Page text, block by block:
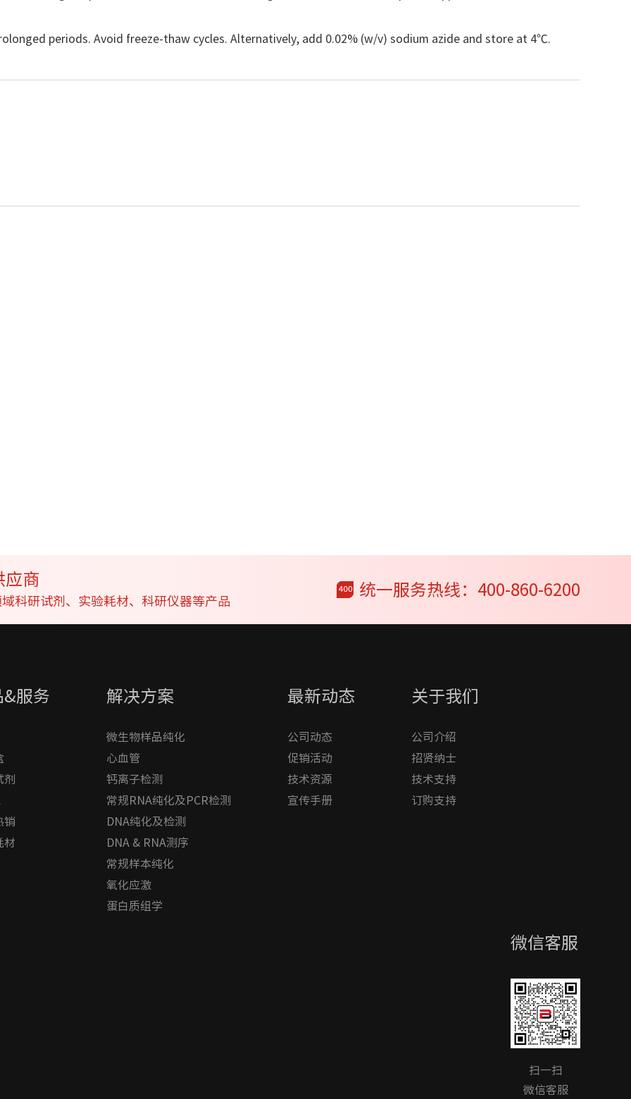
periods. Avoid freeze-thaw cycles. Alternatively, add 0.02% (w/v) sodium azide and store at 4℃.
应商
科研试剂、实验耗材、科研仪器等产品
统一服务热线：400-860-6200
&服务
剂
销
材
解决方案
微生物样品纯化
心血管
钙离子检测
常规RNA纯化及PCR检测
DNA纯化及检测
DNA & RNA测序
常规样本纯化
氧化应激
蛋白质组学
最新动态
公司动态
促销活动
技术资源
宣传手册
关于我们
公司介绍
招贤纳士
技术支持
订购支持
微信客服
扫一扫
微信客服